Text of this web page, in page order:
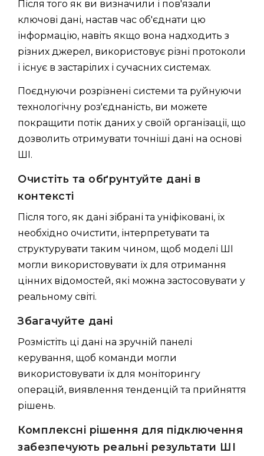
Після того як ви визначили і пов'язали
ключові дані, настав час об'єднати цю
інформацію, навіть якщо вона надходить з
різних джерел, використовує різні протоколи
і існує в застарілих і сучасних системах.
Поєднуючи розрізнені системи та руйнуючи
технологічну роз'єднаність, ви можете
покращити потік даних у своїй організації, що
дозволить отримувати точніші дані на основі
ШІ.
Очистіть та обґрунтуйте дані в
контексті
Після того, як дані зібрані та уніфіковані, їх
необхідно очистити, інтерпретувати та
структурувати таким чином, щоб моделі ШІ
могли використовувати їх для отримання
цінних відомостей, які можна застосовувати у
реальному світі.
Збагачуйте дані
Розмістіть ці дані на зручній панелі
керування, щоб команди могли
використовувати їх для моніторингу
операцій, виявлення тенденцій та прийняття
рішень.
Комплексні рішення для підключення
забезпечують реальні результати ШІ